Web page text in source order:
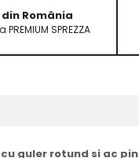
România
SPREZZA
guler rotund si ac pin